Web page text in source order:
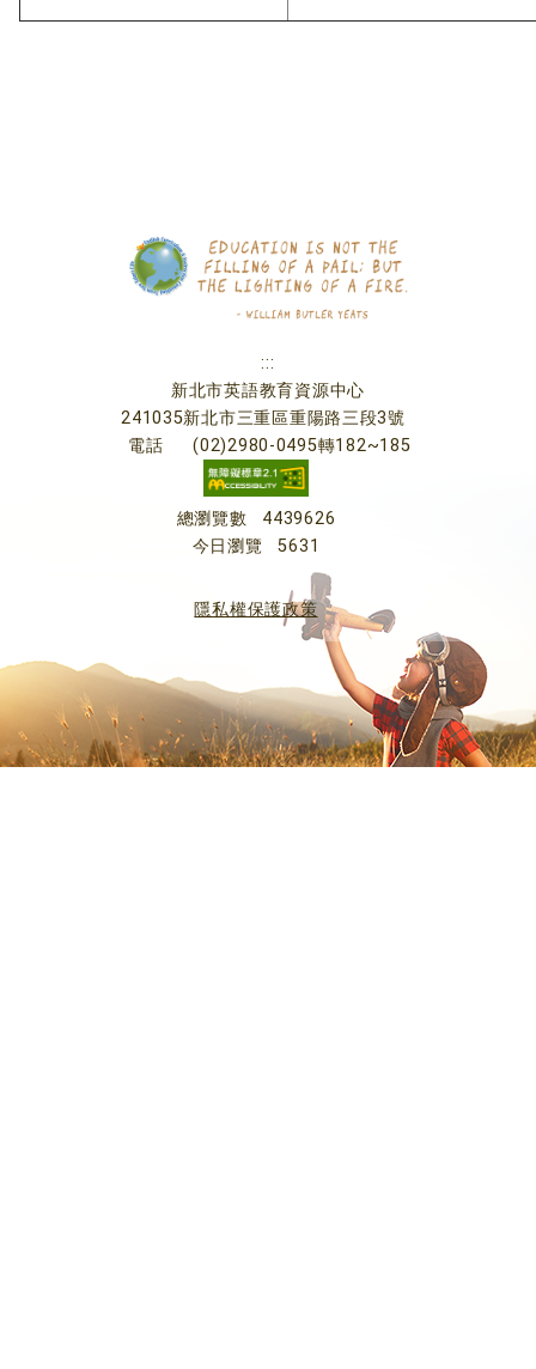
:::
新北市英語教育資源中心
241035新北市三重區重陽路三段3號
電話
(02)2980-0495轉182~185
總瀏覽數
4439626
今日瀏覽
5631
隱私權保護政策